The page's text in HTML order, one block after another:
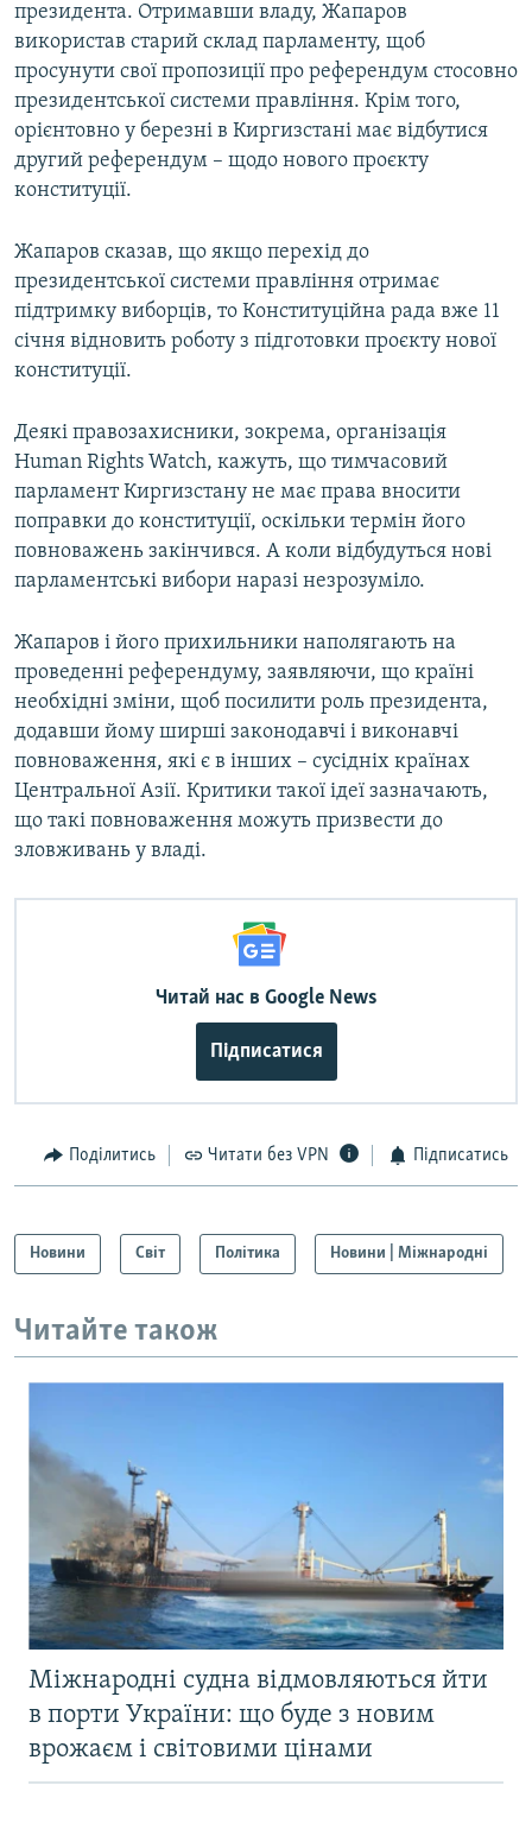
президента. Отримавши владу, Жапаров
використав старий склад парламенту, щоб
просунути свої пропозиції про референдум стосовно
президентської системи правління. Крім того,
орієнтовно у березні в Киргизстані має відбутися
другий референдум – щодо нового проєкту
конституції.
Жапаров сказав, що якщо перехід до
президентської системи правління отримає
підтримку виборців, то Конституційна рада вже 11
січня відновить роботу з підготовки проєкту нової
конституції.
Деякі правозахисники, зокрема, організація
Human Rights Watch, кажуть, що тимчасовий
парламент Киргизстану не має права вносити
поправки до конституції, оскільки термін його
повноважень закінчився. А коли відбудуться нові
парламентські вибори наразі незрозуміло.
Жапаров і його прихильники наполягають на
проведенні референдуму, заявляючи, що країні
необхідні зміни, щоб посилити роль президента,
додавши йому ширші законодавчі і виконавчі
повноваження, які є в інших – сусідніх країнах
Центральної Азії. Критики такої ідеї зазначають,
що такі повноваження можуть призвести до
зловживань у владі.
Читай нас в Google News
Підписатися
Поділитись Читати без VPN Підписатись
Новини Світ Політика Новини | Міжнародні
Читайте також
Міжнародні судна відмовляються йти
в порти України: що буде з новим
врожаєм і світовими цінами